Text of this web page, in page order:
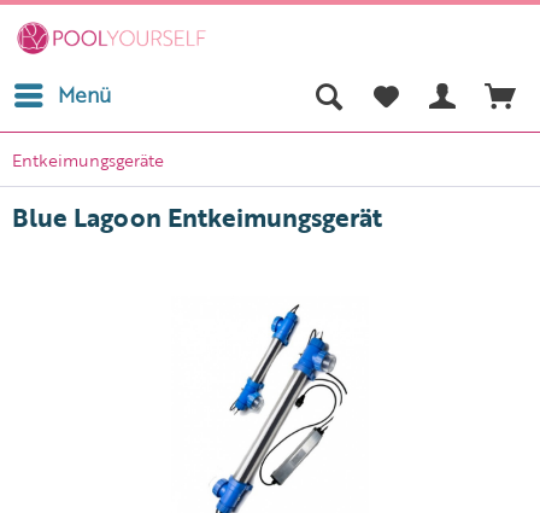
Menü
Entkeimungsgeräte
Blue Lagoon Entkeimungsgerät